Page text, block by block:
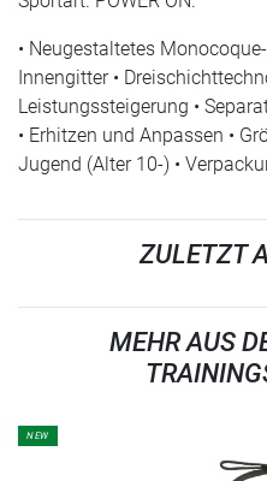
• Neugestaltetes
Innengitter •
Leistungssteigerung •
• Erhitzen und Anpassen •
Jugend (Alter 10-) •
ZULETZT
MEHR AUS
NEW